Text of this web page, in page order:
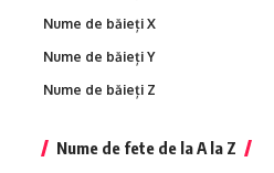
Nume de băieți X
Nume de băieți Y
Nume de băieți Z
Nume de fete de la A la Z